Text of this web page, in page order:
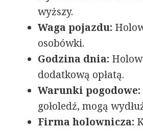
wyższy.
Waga pojazdu:
osobówki.
Godzina dnia:
dodatkową opłatą.
Warunki pogodowe:
gołoledź, mogą
Firma holownicza: